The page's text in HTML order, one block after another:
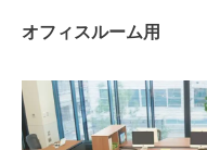
オフィスルーム用